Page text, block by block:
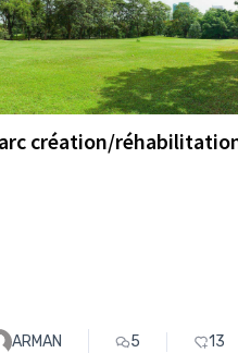
création/
ARMAN 5 13